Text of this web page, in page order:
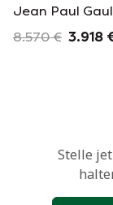
Jean Paul
Stühle 5 Stück
8.570 € 3.918
Stelle